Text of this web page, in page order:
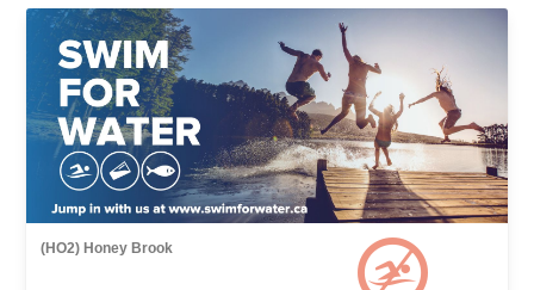
(HO2) Honey Brook